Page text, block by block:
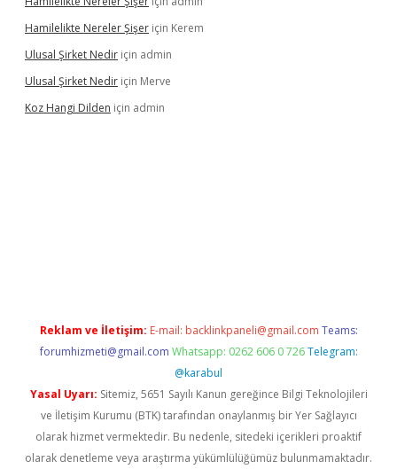
Hamilelikte Nereler Şişer için Kerem
Ulusal Şirket Nedir için admin
Ulusal Şirket Nedir için Merve
Koz Hangi Dilden için admin
Reklam ve İletişim: E-mail: backlinkpaneli@gmail.com Teams:
forumhizmeti@gmail.com Whatsapp: 0262 606 0 726 Telegram:
@karabul
Yasal Uyarı: Sitemiz, 5651 Sayılı Kanun gereğince Bilgi Teknolojileri
ve İletişim Kurumu (BTK) tarafından onaylanmış bir Yer Sağlayıcı
olarak hizmet vermektedir. Bu nedenle, sitedeki içerikleri proaktif
olarak denetleme veya araştırma yükümlülüğümüz bulunmamaktadır.